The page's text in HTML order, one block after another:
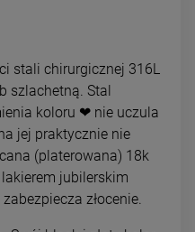
stali chirurgicznej 316L
szlachetną. Stal
koloru ❤ nie uczula
jej praktycznie nie
(platerowana) 18k
jubilerskim
złocenie.